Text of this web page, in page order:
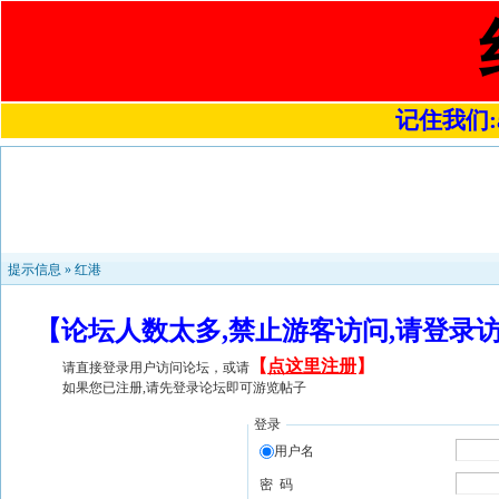
记住我们
提示信息 » 红港
【论坛人数太多,禁止游客访问,请登
请直接登录用户访问论坛，或请 【 点这里注册】
如果您已注册,请先登录论坛即可游览帖子
登录
用户名
密 码